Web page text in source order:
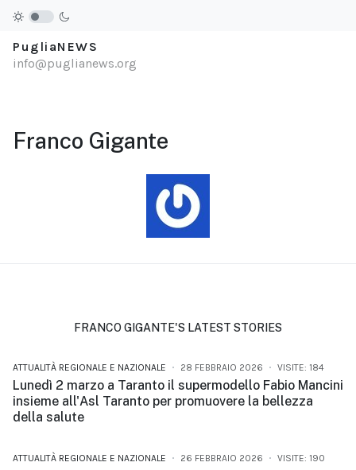
PugliaNEWS
info@puglianews.org
Franco Gigante
FRANCO GIGANTE'S LATEST STORIES
ATTUALITÀ REGIONALE E NAZIONALE 28 FEBBRAIO 2026 VISITE: 184
Lunedì 2 marzo a Taranto il supermodello Fabio Mancini
insieme all'Asl Taranto per promuovere la bellezza
della salute
ATTUALITÀ REGIONALE E NAZIONALE 26 FEBBRAIO 2026 VISITE: 190